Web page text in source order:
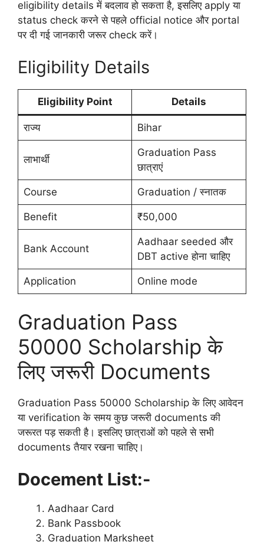
eligibility details में बदलाव हो सकता है, इसलिए apply या
status check करने से पहले official notice और portal
पर दी गई जानकारी जरूर check करें।
Eligibility Details
Eligibility Point Details
राज्य Bihar
लाभार्थी
Graduation Pass
छात्राएं
Course Graduation / स्नातक
Benefit ₹50,000
Bank Account
Aadhaar seeded और
DBT active होना चाहिए
Application Online mode
Graduation Pass
50000 Scholarship के
लिए जरूरी Documents
Graduation Pass 50000 Scholarship के लिए आवेदन
या verification के समय कुछ जरूरी documents की
जरूरत पड़ सकती है। इसलिए छात्राओं को पहले से सभी
documents तैयार रखना चाहिए।
Docement List:-
Aadhaar Card
Bank Passbook
Graduation Marksheet